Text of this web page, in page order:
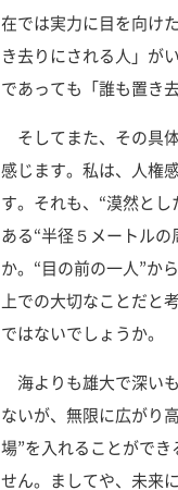
在では実力に目を向け
き去りにされる人」が
であっても「誰も置き
そしてまた、その具
感じます。私は、人権
す。それも、“漠然と
ある“半径５メートル
か。“目の前の一人”か
上での大切なことだと
ではないでしょうか。
海よりも雄大で深い
ないが、無限に広がり
場”を入れることがで
せん。ましてや、未来